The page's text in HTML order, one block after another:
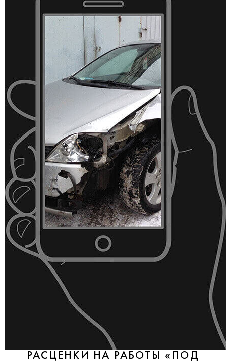
РАСЦЕНКИ НА РАБОТЫ «ПОД